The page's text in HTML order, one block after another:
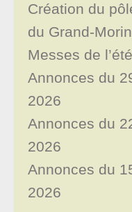
Création du
du Grand-Morin
Messes de
Annonces du
2026
Annonces du
2026
Annonces du
2026